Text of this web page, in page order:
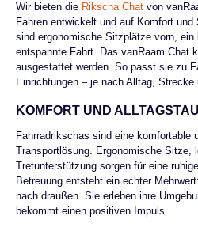
Wir bieten die Rikscha Chat von
Fahren entwickelt und auf Komfort
sind ergonomische Sitzplätze vorn,
entspannte Fahrt. Das vanRaam Chat
ausgestattet werden. So passt sie zu
Einrichtungen – je nach Alltag,
KOMFORT UND
Fahrradrikschas sind eine komfortable
Transportlösung. Ergonomische Sitze,
Tretunterstützung sorgen für eine
Betreuung entsteht ein echter
nach draußen. Sie erleben ihre
bekommt einen positiven Impuls.